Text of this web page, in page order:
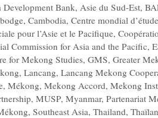
Development Bank, Asie du Sud-Est,
, Cambodia, Centre mondial
pour l’Asie et le Pacifique,
Commission for Asia and the Pacific,
for Mekong Studies, GMS, Greater
, Lancang, Lancang Mekong
, Mékong, Mekong Accord, Mekong
, MUSP, Myanmar, Partenariat
, Southeast Asia, Thailand,